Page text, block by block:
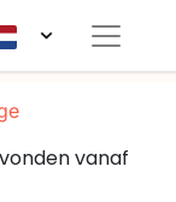
vanaf